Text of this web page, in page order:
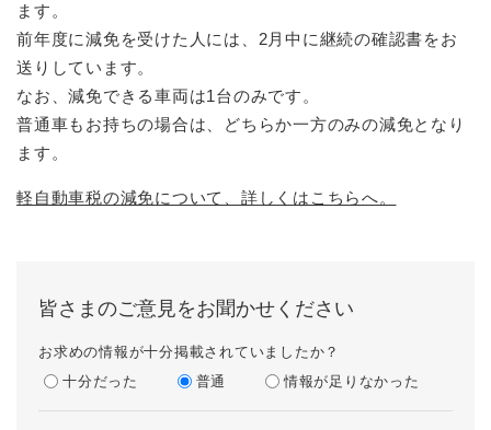
ます。
前年度に減免を受けた人には、2月中に継続の確認書をお
送りしています。
なお、減免できる車両は1台のみです。
普通車もお持ちの場合は、どちらか一方のみの減免となり
ます。
軽自動車税の減免について、詳しくはこちらへ。
皆さまのご意見をお聞かせください
お求めの情報が十分掲載されていましたか？
十分だった
普通 情報が足りなかった